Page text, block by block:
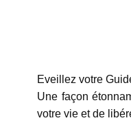
Eveillez votre
Une façon
votre vie et de